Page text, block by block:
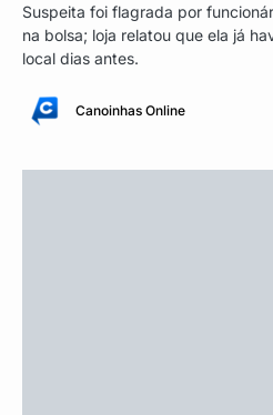
Suspeita foi flagrada por
na bolsa; loja relatou que ela já
local dias antes.
Canoinhas Online